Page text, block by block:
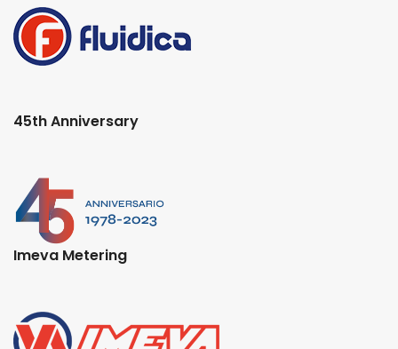
45th Anniversary
Imeva Metering